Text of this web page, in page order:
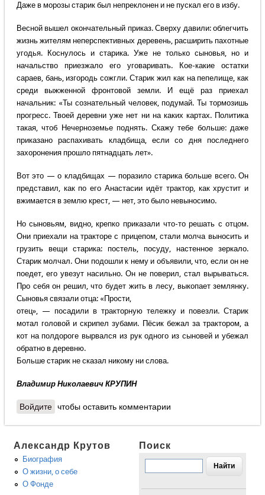
Даже в морозы старик был непреклонен и не пускал его в избу.
Весной вышел окончательный приказ. Сверху давили: облегчить
жизнь жителям неперспективных деревень, расширить пахотные
угодья. Коснулось и старика. Уже не только сыновья, но и
начальство приезжало его уговаривать. Кое-какие остатки
сараев, бань, изгородь сожгли. Старик жил как на пепелище, как
среди выжженной фронтовой земли. И ещё раз приехал
начальник: «Ты сознательный человек, подумай. Ты тормозишь
прогресс. Твоей деревни уже нет ни на каких картах. Политика
такая, чтоб Нечерноземье поднять. Скажу тебе больше: даже
приказано распахивать кладбища, если со дня последнего
захоронения прошло пятнадцать лет».
Вот это — о кладбищах — поразило старика больше всего. Он
представил, как по его Анастасии идёт трактор, как хрустит и
вжимается в землю крест, — нет, это было невыносимо.
Но сыновьям, видно, крепко приказали что-то решать с отцом.
Они приехали на тракторе с прицепом, стали молча выносить и
грузить вещи старика: постель, посуду, настенное зеркало.
Старик молчал. Они подошли к нему и объявили, что, если он не
поедет, его увезут насильно. Он не поверил, стал вырываться.
Про себя он решил, что будет жить в лесу, выкопает землянку.
Сыновья связали отца: «Прости,
отец», — посадили в тракторную тележку и повезли. Старик
мотал головой и скрипел зубами. Пёсик бежал за трактором, а
кот на полдороге вырвался из рук одного из сыновей и убежал
обратно в деревню.
Больше старик не сказал никому ни слова.
Владимир Николаевич КРУПИН
Войдите чтобы оставить комментарии
Александр Крутов
Биография
О жизни, о себе
О Фонде
Поиск